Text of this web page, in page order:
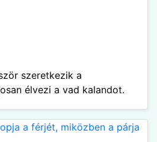
szeretkezik a
élvezi a vad kalandot.